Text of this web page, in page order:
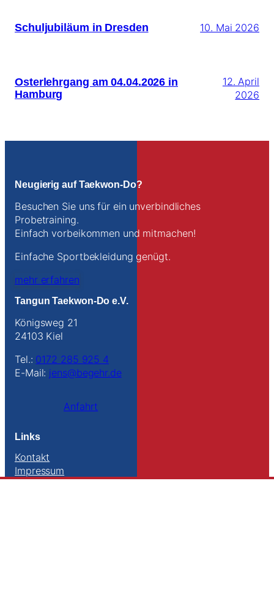
Schuljubiläum in Dresden 10. Mai 2026
Osterlehrgang am 04.04.2026 in
Hamburg
12. April
2026
Neugierig auf Taekwon-Do?
Besuchen Sie uns für ein unverbindliches
Probetraining.
Einfach vorbeikommen und mitmachen!
Einfache Sportbekleidung genügt.
mehr erfahren
Tangun Taekwon-Do e.V.
Königsweg 21
24103 Kiel
Tel.: 0172 285 925 4
E-Mail: jens@begehr.de
Anfahrt
Links
Kontakt
Impressum